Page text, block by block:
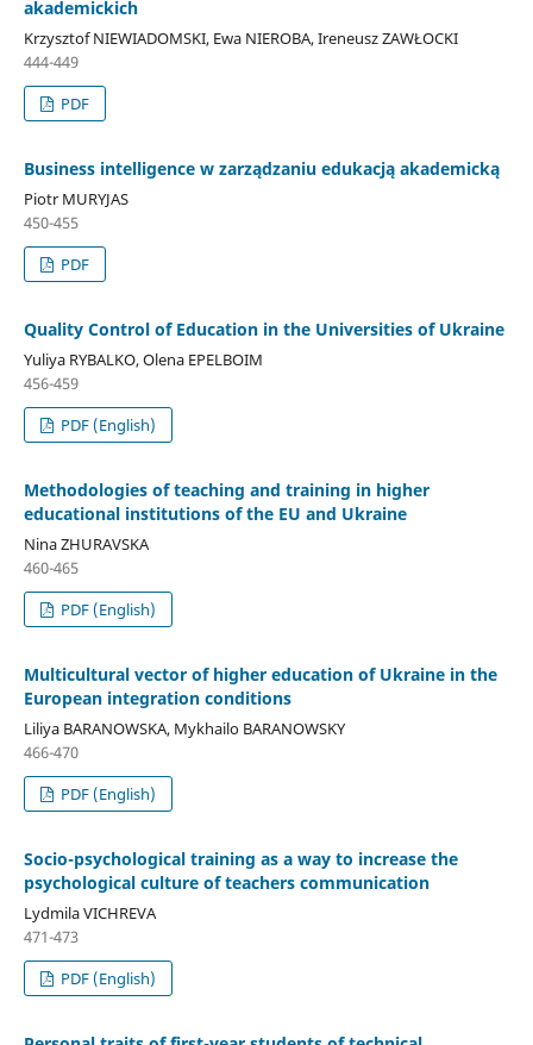
akademickich
Krzysztof NIEWIADOMSKI, Ewa NIEROBA, Ireneusz ZAWŁOCKI
444-449
PDF
Business intelligence w zarządzaniu edukacją akademicką
Piotr MURYJAS
450-455
PDF
Quality Control of Education in the Universities of Ukraine
Yuliya RYBALKO, Olena EPELBOIM
456-459
PDF (English)
Methodologies of teaching and training in higher
educational institutions of the EU and Ukraine
Nina ZHURAVSKA
460-465
PDF (English)
Multicultural vector of higher education of Ukraine in the
European integration conditions
Liliya BARANOWSKA, Mykhailo BARANOWSKY
466-470
PDF (English)
Socio-psychological training as a way to increase the
psychological culture of teachers communication
Lydmila VICHREVA
471-473
PDF (English)